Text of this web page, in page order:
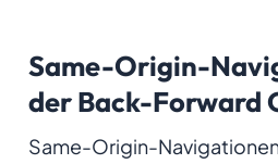
Same-Origin-
der Back-Forward
Same-Origin-